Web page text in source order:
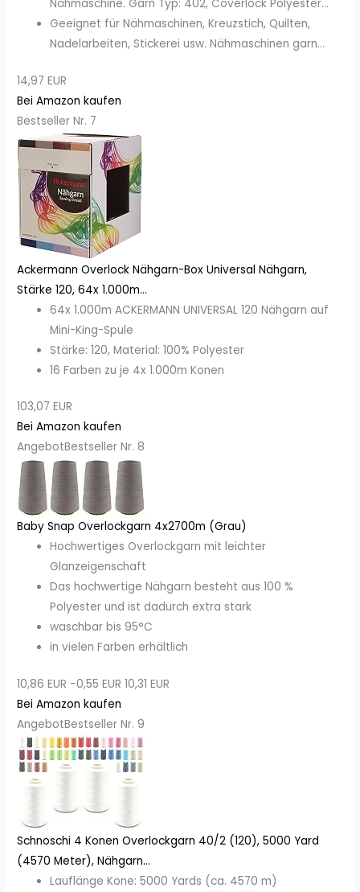
Nähmaschine. Garn Typ: 402, Coverlock Polyester...
Geeignet für Nähmaschinen, Kreuzstich, Quilten,
Nadelarbeiten, Stickerei usw. Nähmaschinen garn...
14,97 EUR
Bei Amazon kaufen
Bestseller Nr. 7
Ackermann Overlock Nähgarn-Box Universal Nähgarn,
Stärke 120, 64x 1.000m...
64x 1.000m ACKERMANN UNIVERSAL 120 Nähgarn auf
Mini-King-Spule
Stärke: 120, Material: 100% Polyester
16 Farben zu je 4x 1.000m Konen
103,07 EUR
Bei Amazon kaufen
AngebotBestseller Nr. 8
Baby Snap Overlockgarn 4x2700m (Grau)
Hochwertiges Overlockgarn mit leichter
Glanzeigenschaft
Das hochwertige Nähgarn besteht aus 100 %
Polyester und ist dadurch extra stark
waschbar bis 95°C
in vielen Farben erhältlich
10,86 EUR −0,55 EUR 10,31 EUR
Bei Amazon kaufen
AngebotBestseller Nr. 9
Schnoschi 4 Konen Overlockgarn 40/2 (120), 5000 Yard
(4570 Meter), Nähgarn...
Lauflänge Kone: 5000 Yards (ca. 4570 m)